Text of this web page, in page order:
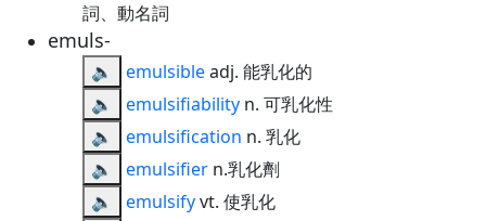
詞、動名詞
emuls-
🔈 emulsibleadj. 能乳化的
🔈
emulsifiability n. 可乳化性
🔈
emulsification n. 乳化
🔈
emulsifier n.乳化劑
🔈
emulsifyvt. 使乳化